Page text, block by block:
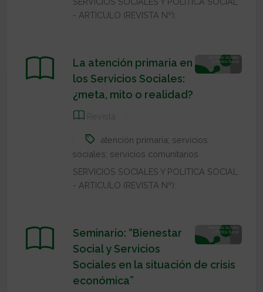
- ARTICULO (REVISTA Nº):
La atención primaria en
los Servicios Sociales:
¿meta, mito o realidad?
Revista
atención primaria; servicios
sociales; servicios comunitarios
SERVICIOS SOCIALES Y POLITICA SOCIAL
- ARTICULO (REVISTA Nº):
Seminario: “Bienestar
Social y Servicios
Sociales en la situación de crisis
económica”